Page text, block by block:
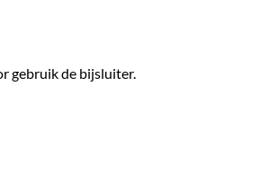
gebruik de bijsluiter.